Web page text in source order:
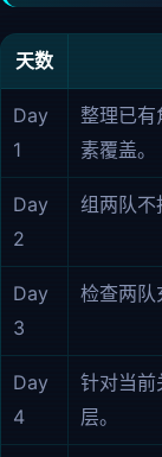
天数
Day
1
整理已
素覆盖。
Day
2
组两队不
Day
3
检查两队
Day
4
针对当前
层。